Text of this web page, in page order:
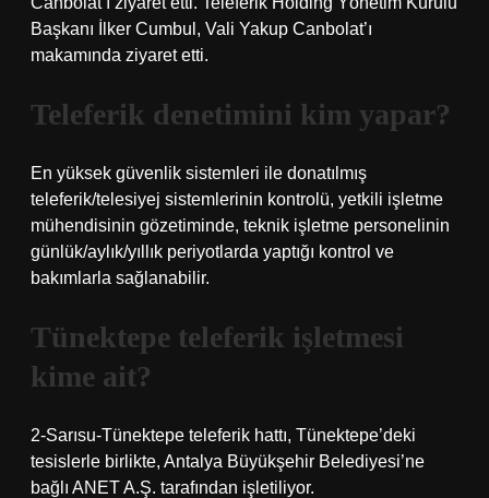
Başkanı İlker Cumbul, Vali Yakup Canbolat’ı
makamında ziyaret etti.
Teleferik denetimini kim yapar?
En yüksek güvenlik sistemleri ile donatılmış
teleferik/telesiyej sistemlerinin kontrolü, yetkili işletme
mühendisinin gözetiminde, teknik işletme personelinin
günlük/aylık/yıllık periyotlarda yaptığı kontrol ve
bakımlarla sağlanabilir.
Tünektepe teleferik işletmesi
kime ait?
2-Sarısu-Tünektepe teleferik hattı, Tünektepe’deki
tesislerle birlikte, Antalya Büyükşehir Belediyesi’ne
bağlı ANET A.Ş. tarafından işletiliyor.